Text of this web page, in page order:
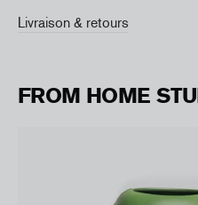
Livraison & retours
FROM HOME